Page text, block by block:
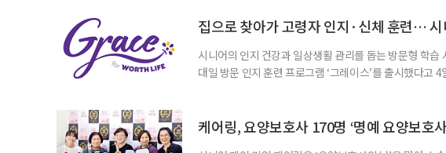
계하다’를 주제로 기조강연을 한다. 이어 공동저자들이
집으로 찾아가 고령자 인지·신체 훈련… 시
시니어의 인지 건강과 일상생활 관리를 돕는 방문형 학
대일 방문 인지 훈련 프로그램 ‘그레이스’를 출시했다고
사용하는 자체 개발 워크북이 활용된다. 문제는 기억력과
케어링, 요양보호사 170명 ‘명예 요양보호